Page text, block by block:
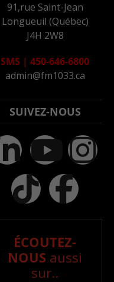
91,rue Saint-Jean
Longueuil (Québec)
J4H 2W8
SMS | 450-646-6800
admin@fm1033.ca
SUIVEZ-NOUS
ÉCOUTEZ-
NOUS aussi
sur..